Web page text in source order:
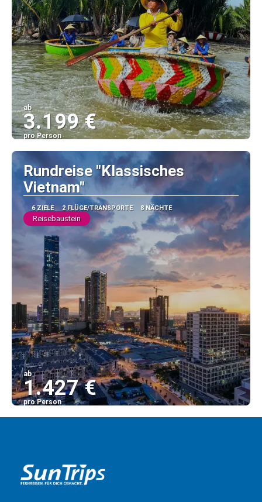
ab
3.199 €
pro Person
Sehen
Rundreise "Klassisches
Vietnam"
6 ZIELE 2 FLÜGE/TRANSPORTE 8 NÄCHTE
Reisebaustein
ab
1.427 €
pro Person
Sehen